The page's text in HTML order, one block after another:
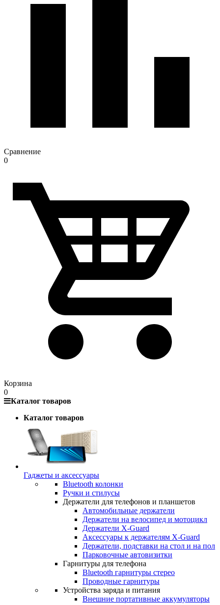
Сравнение
0
Корзина
0
Каталог товаров
Каталог товаров
Гаджеты и аксессуары
Bluetooth колонки
Ручки и стилусы
Держатели для телефонов и планшетов
Автомобильные держатели
Держатели на велосипед и мотоцикл
Держатели X-Guard
Аксессуары к держателям X-Guard
Держатели, подставки на стол и на пол
Парковочные автовизитки
Гарнитуры для телефона
Bluetooth гарнитуры стерео
Проводные гарнитуры
Устройства заряда и питания
Внешние портативные аккумуляторы